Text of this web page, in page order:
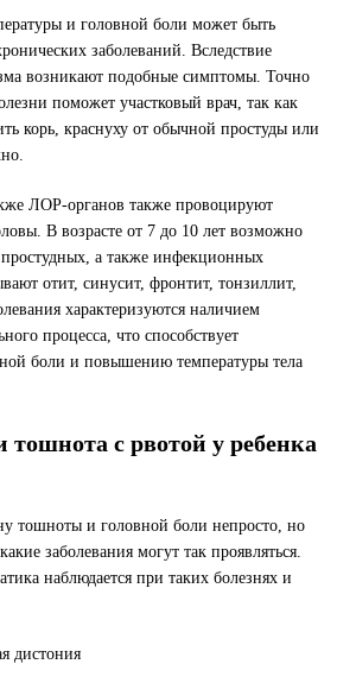
и головной боли может быть
заболеваний. Вследствие
возникают подобные симптомы. Точно
поможет участковый врач, так как
корь, краснуху от обычной простуды или
ЛОР-органов также провоцируют
В возрасте от 7 до 10 лет возможно
а также инфекционных
отит, синусит, фронтит, тонзиллит,
характеризуются наличием
процесса, что способствует
боли и повышению температуры тела
тошнота с рвотой у ребенка
тошноты и головной боли непросто, но
заболевания могут так проявляться.
наблюдается при таких болезнях и
дистония